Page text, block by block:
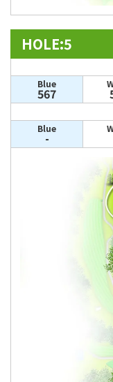
HOLE:5
Blue
567
Blue
-